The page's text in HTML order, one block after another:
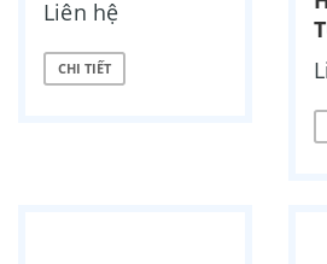
Liên hệ
CHI TIẾT